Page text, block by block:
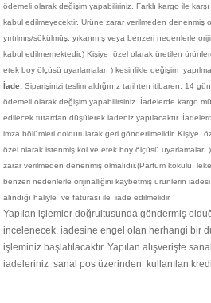
ödemeli olarak değişim yapabiliriniz. Farklı kargo ile
kabul edilmeyecektir. Ürüne zarar verilmeden denenmiş
yırtılmış/sökülmüş, yıkanmış veya benzeri nedenlerle
kabul edilmemektedir.) Kişiye
özel olarak üretilen
etek boy ölçüsü uyarlamaları ) kesinlikle değişim
İade: Siparişinizi teslim aldığınız tarihten itibaren; 14
ödemeli olarak değişim yapabilirsiniz. İadelerde kargo
edilecek tutardan düşülerek iadeniz yapılacaktır.
imza bölümleri doldurularak geri gönderilmelidir. Kişiye
özel olarak istenmiş kol ve etek boy ölçüsü uyarlamaları
zarar verilmeden denenmiş olmalıdır.(Parfüm kokulu,
benzeri nedenlerle orijinalliğini kaybetmiş ürünlerin
alındığı haliyle ve faturası ile iade edilmelidir.
Yapılan işlemler doğrultusunda göndermiş
incelenecek, iadesine engel olan herhangi bir
işleminiz başlatılacaktır. Yapılan alışverişte
iadeleriniz sanal pos üzerinden kullanılan kredi/